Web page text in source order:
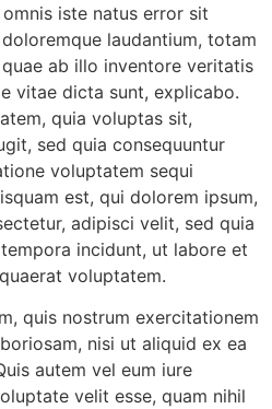
iste natus error sit
laudantium, totam
ab illo inventore veritatis
vitae dicta sunt, explicabo.
quia voluptas sit,
sed quia consequuntur
voluptatem sequi
est, qui dolorem ipsum,
adipisci velit, sed quia
incidunt, ut labore et
voluptatem.
quis nostrum exercitationem
nisi ut aliquid ex ea
autem vel eum iure
velit esse, quam nihil